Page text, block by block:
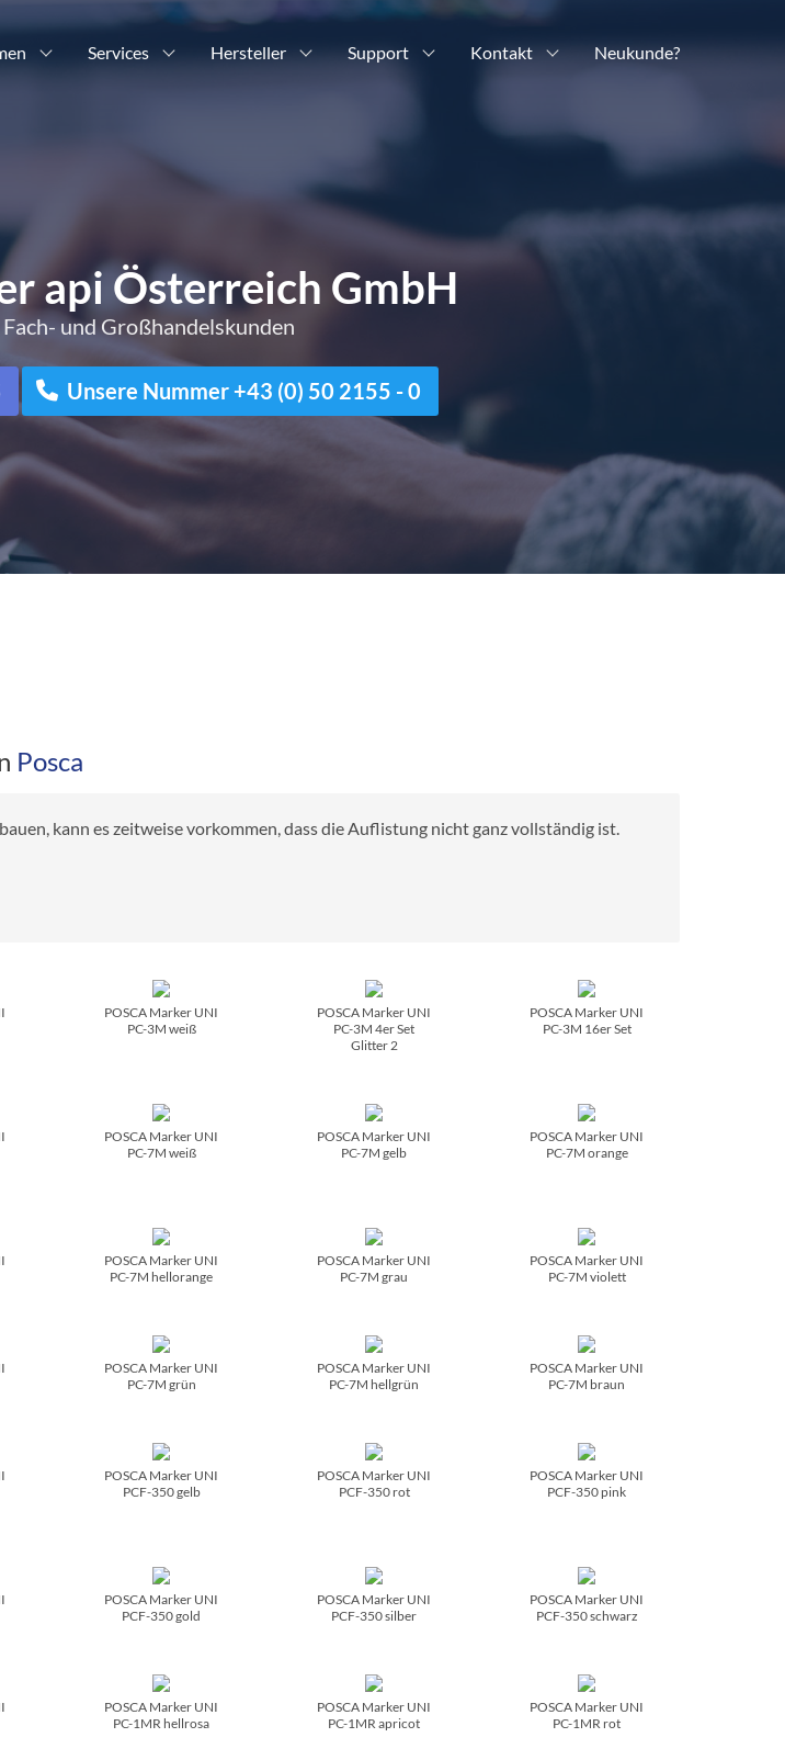
Services Hersteller Support Kontakt Neukunde?
api Österreich GmbH
und Großhandelskunden
Unsere Nummer +43 (0) 50 2155 - 0
Posca
kann es zeitweise vorkommen, dass die Auflistung nicht ganz vollständig ist.
POSCA Marker UNI
PC-3M weiß
POSCA Marker UNI
PC-3M 4er Set
Glitter 2
POSCA Marker UNI
PC-3M 16er Set
POSCA Marker UNI
PC-7M weiß
POSCA Marker UNI
PC-7M gelb
POSCA Marker UNI
PC-7M orange
POSCA Marker UNI
PC-7M hellorange
POSCA Marker UNI
PC-7M grau
POSCA Marker UNI
PC-7M violett
POSCA Marker UNI
PC-7M grün
POSCA Marker UNI
PC-7M hellgrün
POSCA Marker UNI
PC-7M braun
POSCA Marker UNI
PCF-350 gelb
POSCA Marker UNI
PCF-350 rot
POSCA Marker UNI
PCF-350 pink
POSCA Marker UNI
PCF-350 gold
POSCA Marker UNI
PCF-350 silber
POSCA Marker UNI
PCF-350 schwarz
POSCA Marker UNI
PC-1MR hellrosa
POSCA Marker UNI
PC-1MR apricot
POSCA Marker UNI
PC-1MR rot